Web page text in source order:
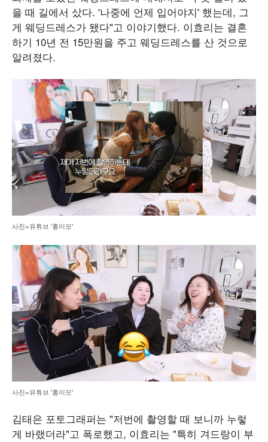
을 때 길에서 샀다. '나중에 언제 입어야지' 했는데, 그
게 웨딩드레스가 됐다"고 이야기했다. 이효리는 결혼
하기 10년 전 15만원을 주고 웨딩드레스를 산 것으로
알려졌다.
사진=유튜브 '홍이모'
사진=유튜브 '홍이모'
김태은 포토그래퍼는 "저번에 촬영할 때 보니까 누렇
게 바랬더라"고 폭로했고, 이효리는 "특히 겨드랑이 부